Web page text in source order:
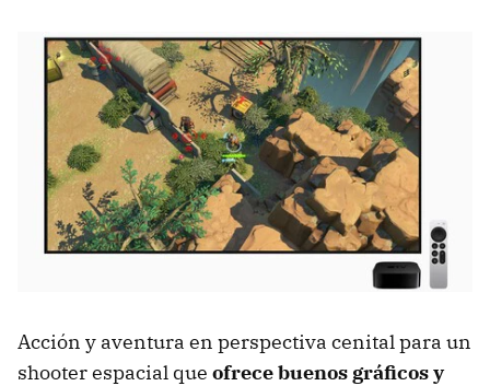
Acción y aventura en perspectiva cenital para un
shooter espacial que ofrece buenos gráficos y